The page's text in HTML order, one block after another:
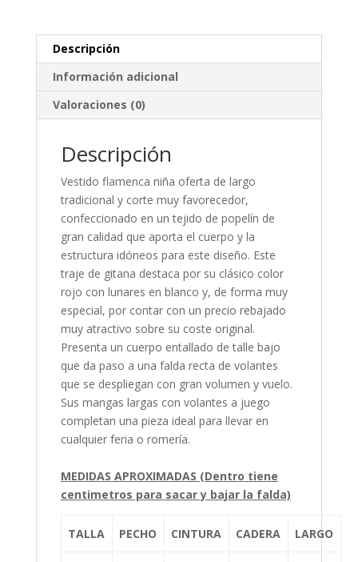
Descripción
Información adicional
Valoraciones (0)
Descripción
Vestido flamenca niña oferta de largo
tradicional y corte muy favorecedor,
confeccionado en un tejido de popelín de
gran calidad que aporta el cuerpo y la
estructura idóneos para este diseño. Este
traje de gitana destaca por su clásico color
rojo con lunares en blanco y, de forma muy
especial, por contar con un precio rebajado
muy atractivo sobre su coste original.
Presenta un cuerpo entallado de talle bajo
que da paso a una falda recta de volantes
que se despliegan con gran volumen y vuelo.
Sus mangas largas con volantes a juego
completan una pieza ideal para llevar en
cualquier feria o romería.
MEDIDAS APROXIMADAS (Dentro tiene
centimetros para sacar y bajar la falda)
TALLA PECHO CINTURA CADERA LARGO